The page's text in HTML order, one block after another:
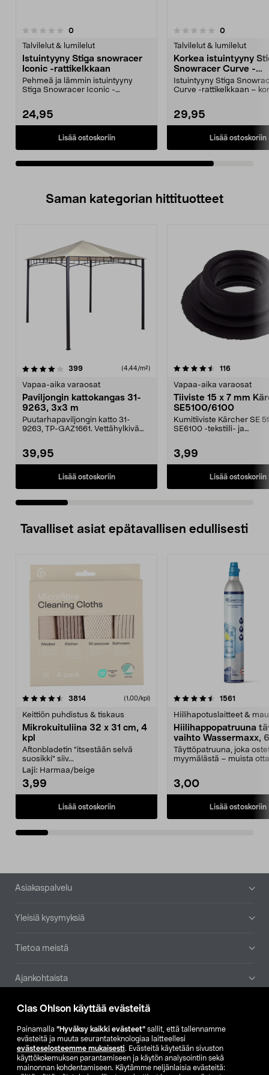
Clas Ohlson käyttää evästeitä
Painamalla ”Hyväksy kaikki evästeet” sallit, että tallennamme
evästeitä ja muuta seurantateknologiaa laitteellesi
evästeselosteemme mukaisesti. Evästeitä käytetään sivuston
käyttökokemuksen parantamiseen ja käytön analysointiin sekä
mainonnan kohdentamiseen. Käytämme neljänlaisia evästeitä:
0arvostelut
Talvilelut & lumilelut
Istuintyyny Stiga snowracer
Iconic -rattikelkkaan
Pehmeä ja lämmin istuintyyny
Stiga Snowracer Iconic -
24,95
Lisää ostoskoriin
0.0 viidestä
0arvostelut
Talvilelut & lumilelut
Korkea istuintyyny
Snowracer Curve -
rattikelkkaan, 4 cm
Istuintyyny Stiga
Curve -rattikelkkaan –
29,95
Lisää ostoskoriin
Saman kategorian hittituotteet
399arvostelut (4,44/m²)
Vapaa-aika varaosat
Paviljongin kattokangas 31-
9263, 3x3 m
Puutarhapaviljongin katto 31-
9263, TP-GAZ1661. Vettähylkivä
39,95
Lisää ostoskoriin
4.5 viidestä
116arvostelut
Vapaa-aika varaosat
Tiiviste 15 x 7 mm
SE5100/6100
Kumitiiviste Kärcher SE
SE6100 -tekstiili- ja
3,99
Lisää ostoskoriin
4.0 viidestä
Tavalliset asiat epätavallisen edullisesti
3814arvostelut (1,00/kpl)
Keittiön puhdistus & tiskaus
Mikrokuituliina 32 x 31 cm, 4
kpl
Aftonbladetin "itsestään selvä
suosikki" siiv...
Laji: Harmaa/beige
3,99
Lisää ostoskoriin
4.5viidestä
1561
Hiilihapotuslaitteet &
Hiilihappopatruuna
vaihto Wassermaxx,
Täyttöpatruuna, joka
myymälästä – muista
3,00
Lisää ostoskoriin
4.5viidestä
Alatunniste
Asiakaspalvelu
Yleisiä kysymyksiä
Tietoa meistä
Ajankohtaista
Muut yrityksemme
Etsi myymälä
SE NO FI